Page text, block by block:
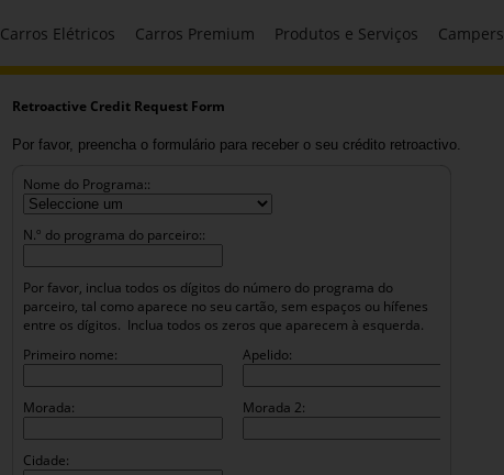
Carros Elétricos Carros Premium Produtos e Serviços Campers
Retroactive Credit Request Form
Por favor, preencha o formulário para receber o seu crédito retroactivo.
Nome do Programa::
N.º do programa do parceiro::
Por favor, inclua todos os dígitos do número do programa do
parceiro, tal como aparece no seu cartão, sem espaços ou hífenes
entre os dígitos. Inclua todos os zeros que aparecem à esquerda.
Primeiro nome:
Apelido:
Morada: Morada 2:
Cidade: